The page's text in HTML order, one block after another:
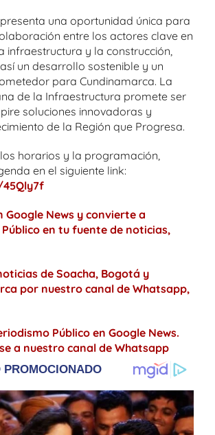
una oportunidad única para
entre los actores clave en
infraestructura y la construcción,
un desarrollo sostenible y un
para Cundinamarca. La
de la Infraestructura promete ser
soluciones innovadoras y
de la Región que Progresa.
horarios y la programación,
en el siguiente link:
Google News y convierte a
en tu fuente de noticias,
de Soacha, Bogotá y
por nuestro canal de Whatsapp,
Público en Google News.
a nuestro canal de Whatsapp